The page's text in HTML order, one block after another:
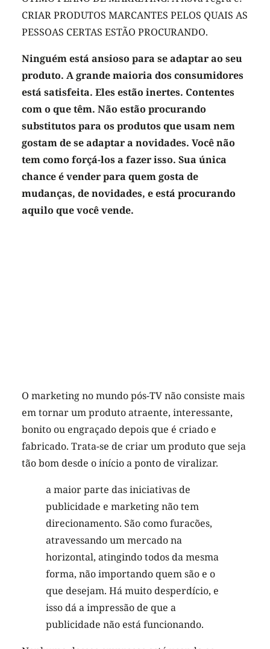
CRIAR PRODUTOS MARCANTES PELOS QUAIS AS
PESSOAS CERTAS ESTÃO PROCURANDO.
Ninguém está ansioso para se adaptar ao seu
produto. A grande maioria dos consumidores
está satisfeita. Eles estão inertes. Contentes
com o que têm. Não estão procurando
substitutos para os produtos que usam nem
gostam de se adaptar a novidades. Você não
tem como forçá-los a fazer isso. Sua única
chance é vender para quem gosta de
mudanças, de novidades, e está procurando
aquilo que você vende.
O marketing no mundo pós-TV não consiste mais
em tornar um produto atraente, interessante,
bonito ou engraçado depois que é criado e
fabricado. Trata-se de criar um produto que seja
tão bom desde o início a ponto de viralizar.
a maior parte das iniciativas de
publicidade e marketing não tem
direcionamento. São como furacões,
atravessando um mercado na
horizontal, atingindo todos da mesma
forma, não importando quem são e o
que desejam. Há muito desperdício, e
isso dá a impressão de que a
publicidade não está funcionando.